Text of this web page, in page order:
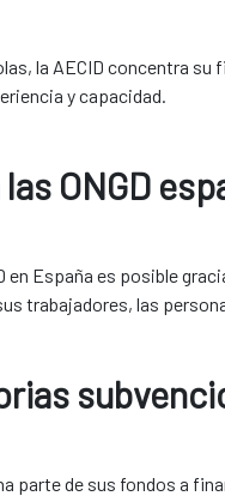
la AECID concentra
y capacidad.
ONGD
en España es posible
trabajadores, las
parte de sus fondos a